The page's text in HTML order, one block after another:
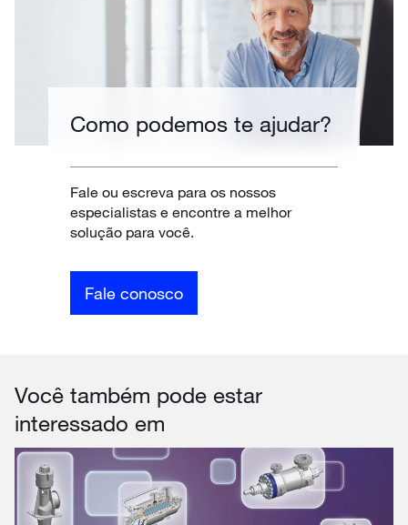
Como podemos te ajudar?
Fale ou escreva para os nossos
especialistas e encontre a melhor
solução para você.
Fale conosco
Você também pode estar
interessado em